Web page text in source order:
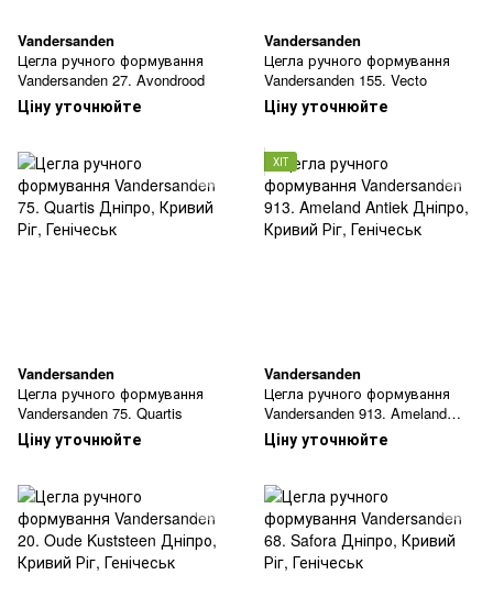
Vandersanden
Цегла ручного формування
Vandersanden 27. Avondrood
Ціну уточнюйте
Vandersanden
Цегла ручного формування
Vandersanden 155. Vecto
Ціну уточнюйте
Vandersanden
Цегла ручного формування
Vandersanden 75. Quartis
Ціну уточнюйте
ХІТ
Vandersanden
Цегла ручного формування
Vandersanden 913. Ameland
Antiek
Ціну уточнюйте